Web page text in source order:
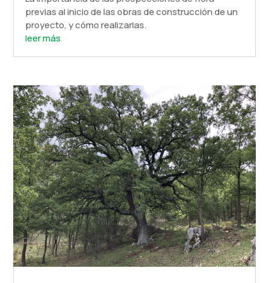
previas al inicio de las obras de construcción de un
proyecto, y cómo realizarlas.
leer más